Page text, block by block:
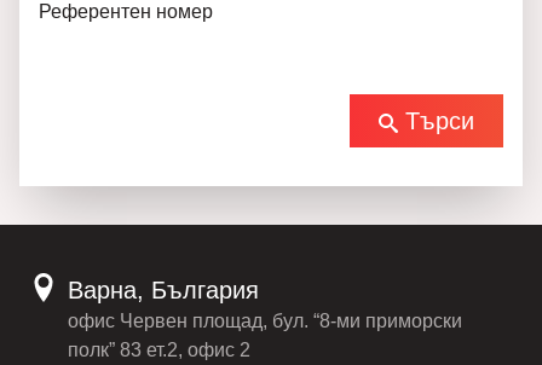
Референтен номер
Търси
Варна, България
офис Червен площад, бул. “8-ми приморски
полк” 83 ет.2, офис 2